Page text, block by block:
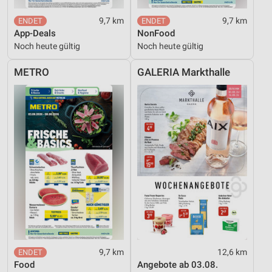
9,7 km
App-Deals
Noch heute gültig
9,7 km
NonFood
Noch heute gültig
METRO
9,7 km
Food
GALERIA Markthalle
12,6 km
Angebote ab 03.08.